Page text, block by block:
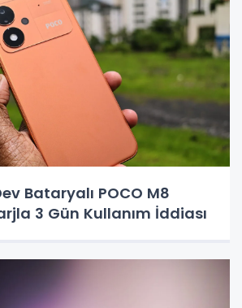
Bataryalı POCO M8
3 Gün Kullanım İddiası